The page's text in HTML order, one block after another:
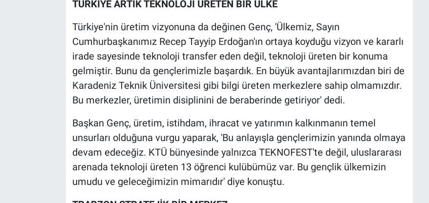
TÜRKİYE ARTIK TEKNOLOJİ ÜRETEN BİR ÜLKE
Türkiye'nin üretim vizyonuna da değinen Genç, 'Ülkemiz, Sayın
Cumhurbaşkanımız Recep Tayyip Erdoğan'ın ortaya koyduğu vizyon ve kararlı
irade sayesinde teknoloji transfer eden değil, teknoloji üreten bir konuma
gelmiştir. Bunu da gençlerimizle başardık. En büyük avantajlarımızdan biri de
Karadeniz Teknik Üniversitesi gibi bilgi üreten merkezlere sahip olmamızdır.
Bu merkezler, üretimin disiplinini de beraberinde getiriyor' dedi.
Başkan Genç, üretim, istihdam, ihracat ve yatırımın kalkınmanın temel
unsurları olduğuna vurgu yaparak, 'Bu anlayışla gençlerimizin yanında olmaya
devam edeceğiz. KTÜ bünyesinde yalnızca TEKNOFEST'te değil, uluslararası
arenada teknoloji üreten 13 öğrenci kulübümüz var. Bu gençlik ülkemizin
umudu ve geleceğimizin mimarıdır' diye konuştu.